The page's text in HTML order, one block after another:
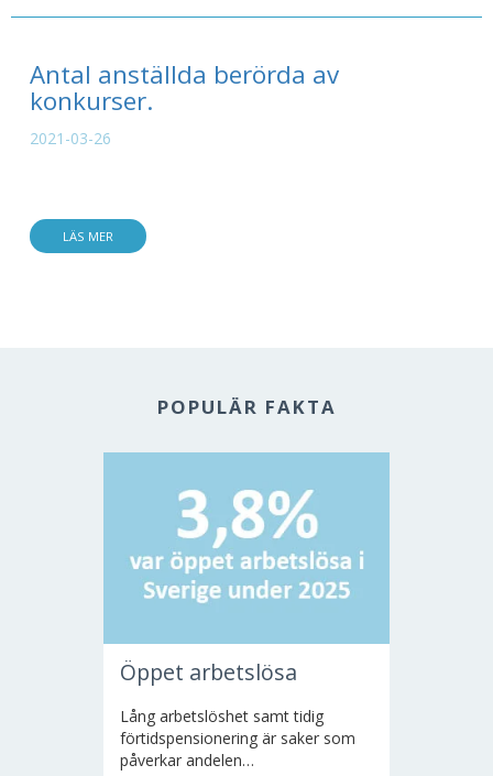
Antal anställda berörda av
konkurser.
2021-03-26
LÄS MER
POPULÄR FAKTA
Öppet arbetslösa
Lång arbetslöshet samt tidig
förtidspensionering är saker som
påverkar andelen